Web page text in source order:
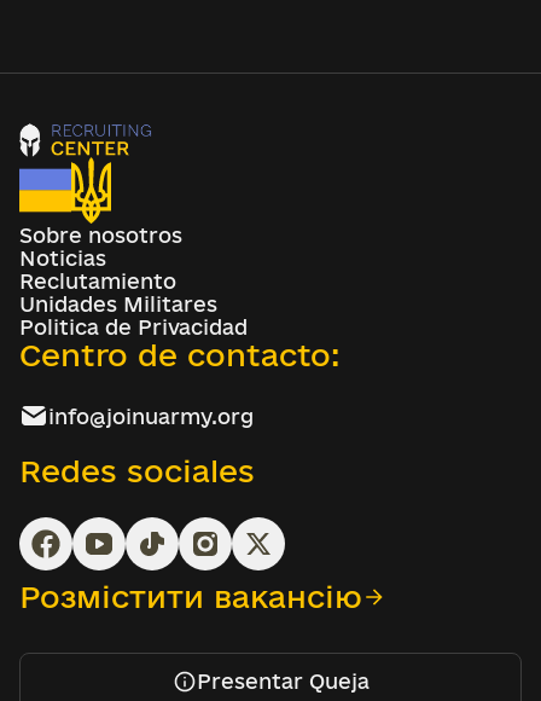
Sobre nosotros
Noticias
Reclutamiento
Unidades Militares
Politica de Privacidad
Centro de contacto:
info@joinuarmy.org
Redes sociales
Розмістити вакансію
Presentar Queja